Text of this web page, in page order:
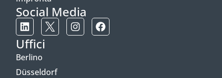
Social Media
Uffici
Berlino
Düsseldorf